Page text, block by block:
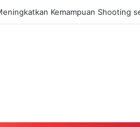
Kemampuan Shooting